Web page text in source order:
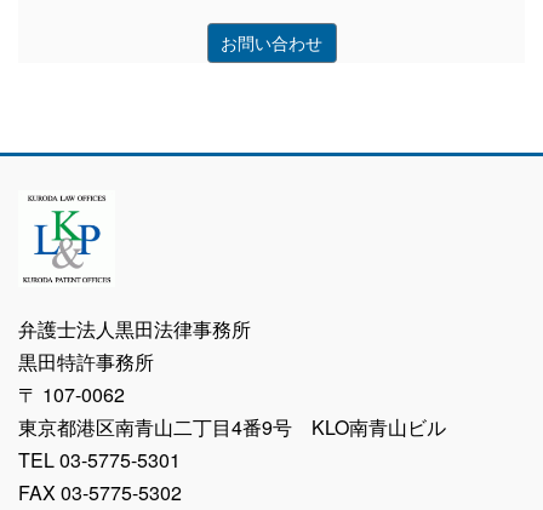
お問い合わせ
弁護士法人黒田法律事務所
黒田特許事務所
〒 107-0062
東京都港区南青山二丁目4番9号 KLO南青山ビル
TEL 03-5775-5301
FAX 03-5775-5302